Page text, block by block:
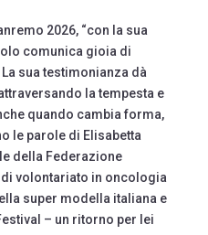
2026, “con la sua
comunica gioia di
sua testimonianza dà
la tempesta e
quando cambia forma,
le parole di Elisabetta
della Federazione
volontariato in oncologia
super modella italiana e
– un ritorno per lei